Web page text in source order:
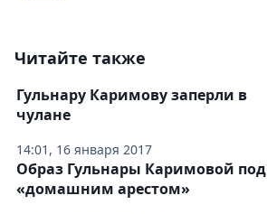
Читайте также
14:01, 16 января 2017
Гульнару Каримову заперли в
чулане
Образ Гульнары Каримовой под
«домашним арестом»